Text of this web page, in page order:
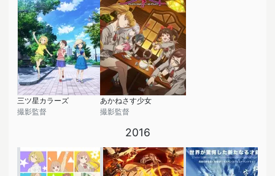
三ツ星カラーズ
撮影監督
あかねさす少女
撮影監督
2016